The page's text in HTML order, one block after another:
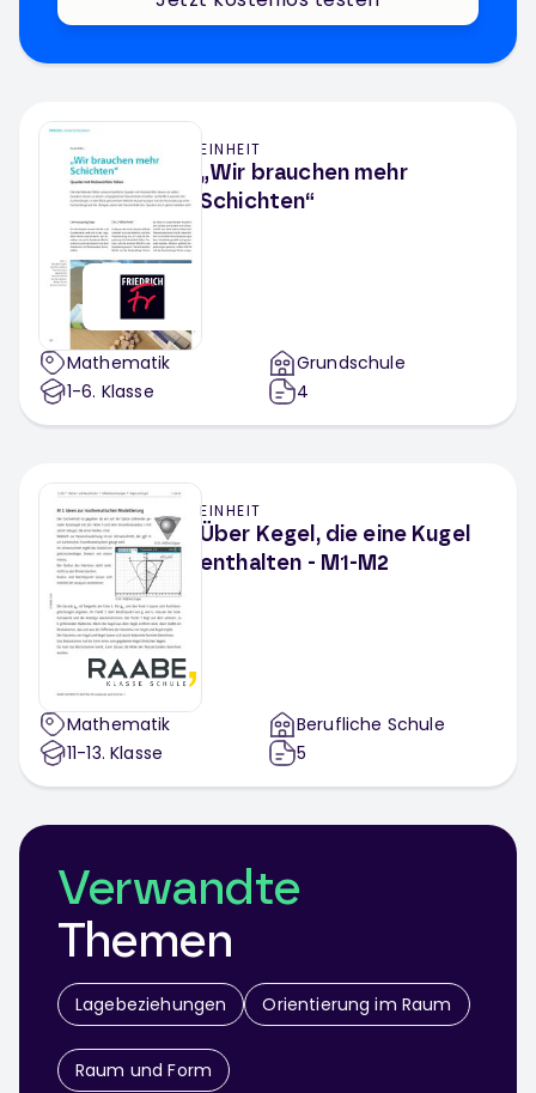
EINHEIT
„Wir brauchen mehr
Schichten“
Mathematik
1-6. Klasse
Grundschule
4
EINHEIT
Über Kegel, die eine Kugel
enthalten - M1-M2
Mathematik
11-13. Klasse
Berufliche Schule
5
Verwandte
Themen
Lagebeziehungen Orientierung im Raum
Raum und Form